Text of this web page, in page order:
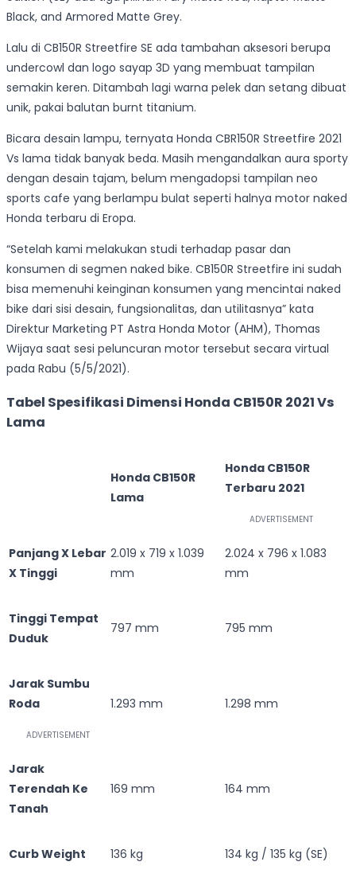
Black, and Armored Matte Grey.
Lalu di CB150R Streetfire SE ada tambahan aksesori berupa
undercowl dan logo sayap 3D yang membuat tampilan
semakin keren. Ditambah lagi warna pelek dan setang dibuat
unik, pakai balutan burnt titanium.
Bicara desain lampu, ternyata Honda CBR150R Streetfire 2021
Vs lama tidak banyak beda. Masih mengandalkan aura sporty
dengan desain tajam, belum mengadopsi tampilan neo
sports cafe yang berlampu bulat seperti halnya motor naked
Honda terbaru di Eropa.
“Setelah kami melakukan studi terhadap pasar dan
konsumen di segmen naked bike. CB150R Streetfire ini sudah
bisa memenuhi keinginan konsumen yang mencintai naked
bike dari sisi desain, fungsionalitas, dan utilitasnya” kata
Direktur Marketing PT Astra Honda Motor (AHM), Thomas
Wijaya saat sesi peluncuran motor tersebut secara virtual
pada Rabu (5/5/2021).
Tabel Spesifikasi Dimensi Honda CB150R 2021 Vs
Lama
Honda CB150R
Lama
Honda CB150R
Terbaru 2021
Panjang X Lebar
X Tinggi
2.019 x 719 x 1.039
mm
2.024 x 796 x 1.083
mm
Tinggi Tempat
Duduk
797 mm 795 mm
Jarak Sumbu
Roda
1.293 mm 1.298 mm
Jarak
Terendah Ke
Tanah
169 mm 164 mm
Curb Weight 136 kg 134 kg / 135 kg (SE)